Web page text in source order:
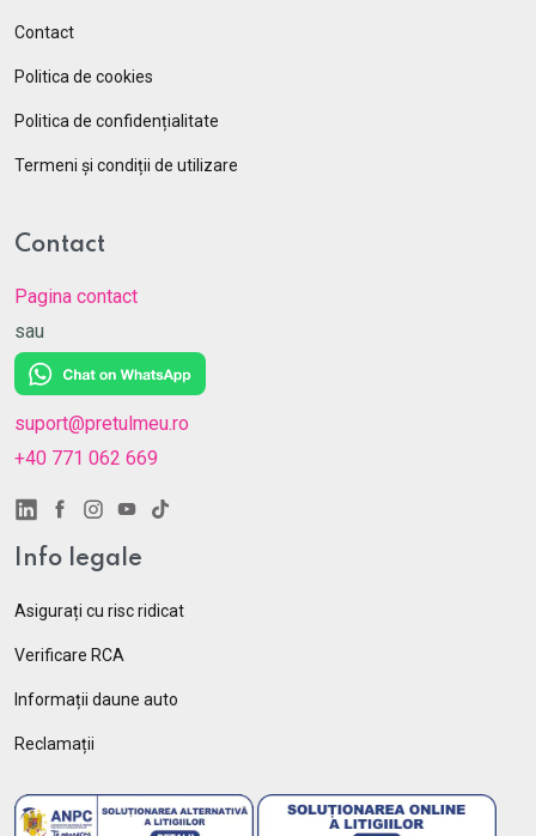
Contact
Politica de cookies
Politica de confidențialitate
Termeni și condiții de utilizare
Contact
Pagina contact
sau
suport@pretulmeu.ro
+40 771 062 669
Info legale
Asigurați cu risc ridicat
Verificare RCA
Informații daune auto
Reclamații